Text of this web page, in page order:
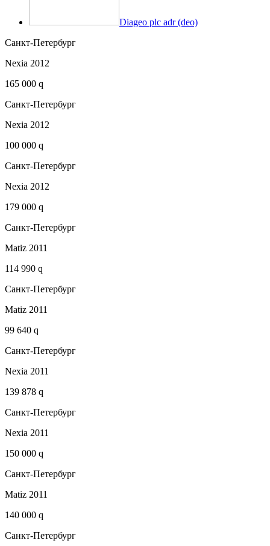
Diageo plc adr (deo)
Санкт-Петербург
Nexia 2012
165 000 q
Санкт-Петербург
Nexia 2012
100 000 q
Санкт-Петербург
Nexia 2012
179 000 q
Санкт-Петербург
Matiz 2011
114 990 q
Санкт-Петербург
Matiz 2011
99 640 q
Санкт-Петербург
Nexia 2011
139 878 q
Санкт-Петербург
Nexia 2011
150 000 q
Санкт-Петербург
Matiz 2011
140 000 q
Санкт-Петербург